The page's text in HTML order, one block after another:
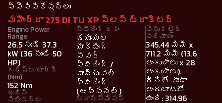
స్పెసిఫికేషన్లు
మహీంద్రా 275 DI TU XP ప్లస్ ట్రాక్టర్
Engine Power
Range
26.5 నుండి 37.3
kW (36 నుండి 50
HP)
గరిష్ట టార్క్
(Nm)
152 Nm
ఇంజిన్
సిలిండర్ల
స్టీరింగ్ రకం
డ్యూయల్
యాక్టింగ్
పవర్
స్టీరింగ్ /
మాన్యువల్
స్టీరింగ్
(ఆప్షనల్)
ట్రాన్స్మిషన్
వెనుక టైర్
పరిమాణం
345.44 మిమీ x
711.2 మిమీ (13.6
అంగుళాలు x 28
అంగుళాలు).
దీనితో కూడా
అందుబాటులో
ఉంది: 314.96